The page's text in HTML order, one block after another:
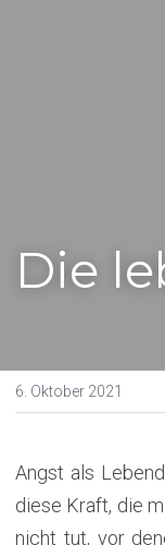
Die
6. Oktober 2021
Angst als
diese Kraft, die
nicht tut, vor